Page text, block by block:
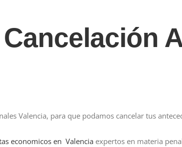
Valencia, para que podamos cancelar tus
economicos en Valencia expertos en materia